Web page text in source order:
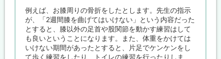
例えば、お膝周りの骨折をしたとします。先生の指示
が、「2週間膝を曲げてはいけない」という内容だった
とすると、膝以外の足首や股関節を動かす練習はして
も良いということになります。また、体重をかけては
いけない期間があったとすると、片足でケンケンをし
て歩く練習をしたり、トイレの練習を行ったりしま